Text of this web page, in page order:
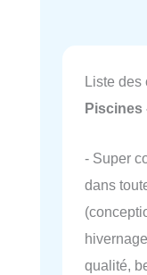
Liste des
Piscines
- Super
dans
qualité,